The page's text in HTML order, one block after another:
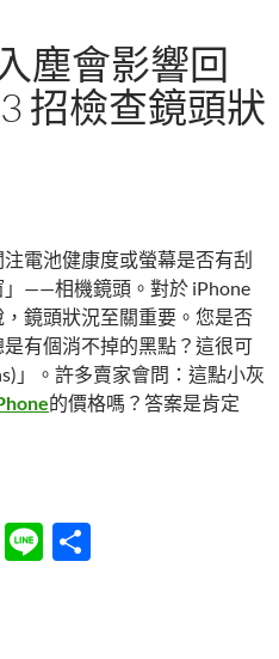
塵會影響回
招檢查鏡頭狀
電池健康度或螢幕是否有刮
——相機鏡頭。對於 iPhone
鏡頭狀況至關重要。您是否
有個消不掉的黑點？這很可
」。許多賣家會問：這點小灰
的價格嗎？答案是肯定
響回收價嗎？教你 3 招檢查鏡
T
Li